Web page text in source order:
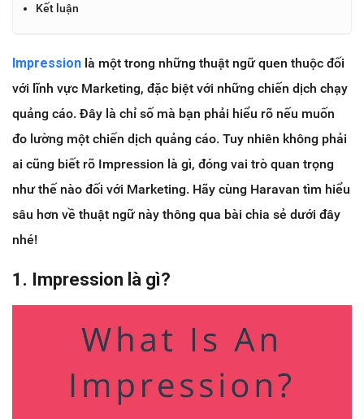
Kết luận
Impression là một trong những thuật ngữ quen thuộc đối
với lĩnh vực Marketing, đặc biệt với những chiến dịch chạy
quảng cáo. Đây là chỉ số mà bạn phải hiểu rõ nếu muốn
đo lường một chiến dịch quảng cáo. Tuy nhiên không phải
ai cũng biết rõ Impression là gì, đóng vai trò quan trọng
như thế nào đối với Marketing. Hãy cùng Haravan tìm hiểu
sâu hơn về thuật ngữ này thông qua bài chia sẻ dưới đây
nhé!
1. Impression là gì?